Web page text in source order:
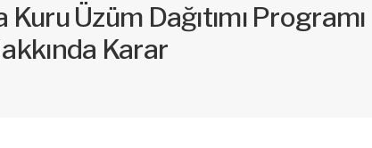
Üzüm Dağıtımı Programı
Karar